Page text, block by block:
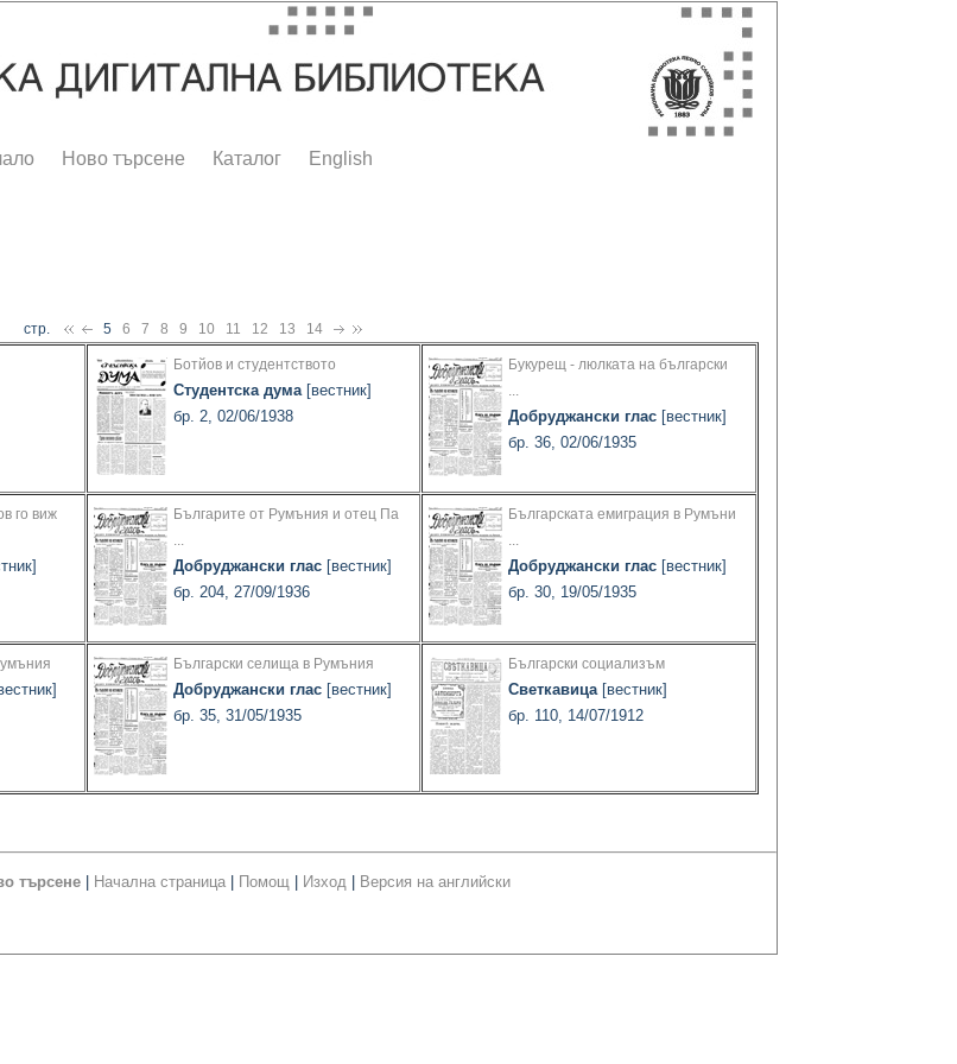
Ново търсене Каталог English
стр. 5 6 7 8 9 10 11 12 13 14
Ботйов и студентството
Студентска дума[вестник]
бр. 2, 02/06/1938
Букурещ - люлката на български
...
Добруджански глас [вестник]
бр. 36, 02/06/1935
го виж
Българите от Румъния и отец Па
...
Добруджански глас [вестник]
бр. 204, 27/09/1936
Българската емиграция в Румъни
...
Добруджански глас [вестник]
бр. 30, 19/05/1935
Български селища в Румъния
Добруджански глас [вестник]
бр. 35, 31/05/1935
Български социализъм
Светкавица[вестник]
бр. 110, 14/07/1912
търсене Начална страница Помощ Изход Версия на английски